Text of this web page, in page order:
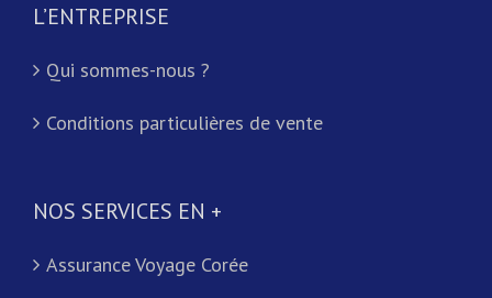
L’ENTREPRISE
Qui sommes-nous ?
Conditions particulières de vente
NOS SERVICES EN +
Assurance Voyage Corée